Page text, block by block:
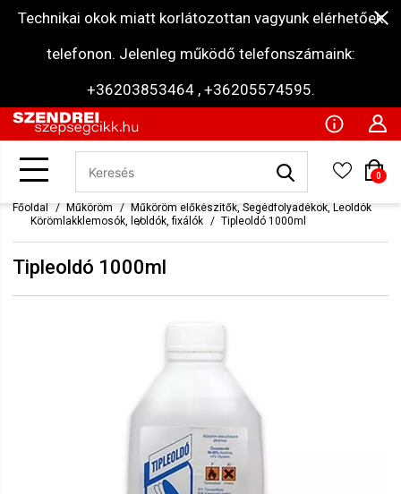
Technikai okok miatt korlátozottan vagyunk elérhetőek
telefonon. Jelenleg működő telefonszámaink:
+36203853464 , +36205574595.
0
Főoldal Műköröm
Műköröm előkészítők, Segédfolyadékok, Leoldók
Körömlakklemosók, leoldók, fixálók
Tipleoldó 1000ml
Tipleoldó 1000ml